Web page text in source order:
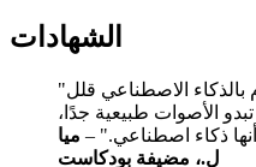
الشهادات
"إن التحول إلى مُولّد الكلام بالذكاء الاصطناعي قلل
لدينا بنسبة 70٪. تبدو الأصوات طبيعية جدًا،
ذكاء اصطناعي." – ميا
ل.، مضيفة بودكاست